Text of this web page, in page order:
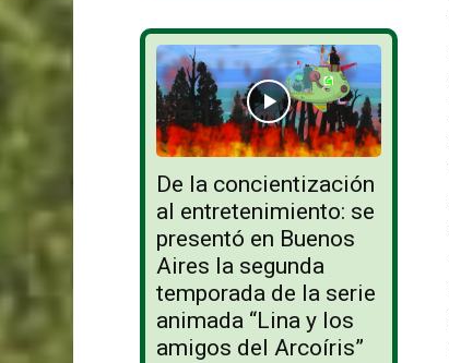
De la concientización
al entretenimiento: se
presentó en Buenos
Aires la segunda
temporada de la serie
animada “Lina y los
amigos del Arcoíris”